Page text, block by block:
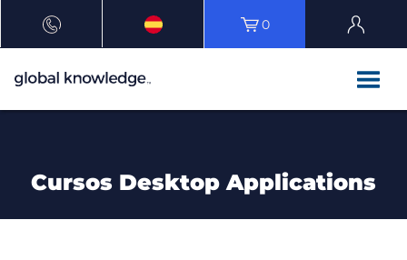
0
Cursos Desktop Applications